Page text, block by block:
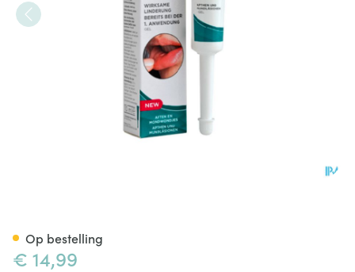
€ 14,99
Op bestelling